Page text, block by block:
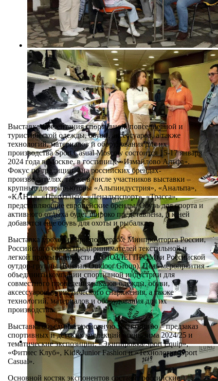
Выставка-презентация спортивной, повседневной и
туристической одежды, обуви, аксессуаров, а также
технологий, материалов и оборудования для их
производства Sport Casual Moscow состоится 15-17 января
2024 года в Москве, в гостинице «Измайлово Альфа».
Фокус по традиции – на российских брендах-
производителях, также в числе участников выставки –
крупные дистрибьюторы «Альпиндустрия», «Анальпа»,
«КАНТ», «Примальп», «Ленальпспорт», «Трасса»,
представляющие европейские бренды. Обувь для спорта и
активного отдыха будет широко представлена, и к ней
добавится еще обувь для охоты и рыбалки.
Выставка проходит при поддержке Минпромторга России,
Российского союза предпринимателей текстильной и
легкой промышленности (СОЮЗЛЕГПРОМ) и Российской
оутдор-группы (Russian Outdoor Group). Цель меропряития -
объединить компании спортивной индустрии для
совместного проведения заказов одежды, обуви,
аксессуаров, туристического снаряжения, а также
технологий, материалов и оборудования для их
производства.
Выставка объединяет основную экспозицию – предзаказ
спортивных и детских коллекций осень-зима 2024/25 и
тематические экспозиции: «Экипировка/Sport Equip»,
«Фитнес Клуб», Kid&Junior Fashion и «Технологии Sport
Casual».
Основной костяк экспонентов составят российские